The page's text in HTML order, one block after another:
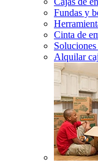
Fundas y
Cinta de
Alquilar